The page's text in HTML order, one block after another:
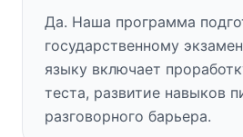
Да. Наша программа
государственному
языку включает
теста, развитие навыков
разговорного барьера.